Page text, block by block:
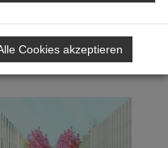
in
Cookies akzeptieren